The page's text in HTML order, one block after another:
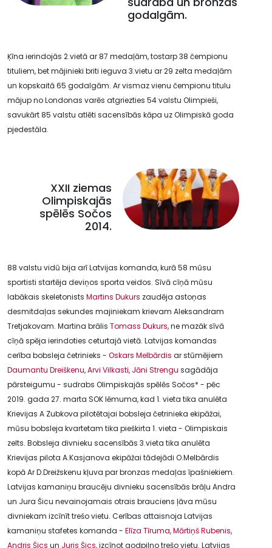
godalgām.
Ķīna ierindojās 2.vietā ar 87 medaļām, tostarp 38 čempionu
tituliem, bet mājinieki briti ieguva 3.vietu ar 29 zelta medaļām
un kopskaitā 65 godalgām. Ar vismaz vienu čempionu titulu
mājup no Londonas varēs atgriezties 54 valstu Olimpieši,
savukārt 85 valstu atlēti sacensībās kāpa uz Olimpiskā goda
pjedestāla.
XXII ziemas
Olimpiskajās
spēlēs Sočos
2014.
88 valstu vidū bija arī Latvijas komanda, kurā 58 mūsu
sportisti startēja deviņos sporta veidos. Sīvā cīņā mūsu
labākais skeletonists Martins Dukurs zaudēja astoņas
desmitdaļas sekundes majiniekam krievam Aleksandram
Tretjakovam. Martina brālis Tomass Dukurs, ne mazāk sīvā
cīņā spēja ierindoties ceturtajā vietā. Latvijas komandas
cerība bobsleja četrinieks - Oskars Melbārdis ar stūmējiem
Daumantu Dreiškenu,Arvi Vilkasti, Jāni Strengu sagādāja
pārsteigumu - sudrabs Olimpiskajās spēlēs Sočos* - pēc
2019. gada 27. marta SOK lēmuma, kad 1. vieta tika anulēta
Krievijas A Zubkova pilotētajai bobsleja četrinieka ekipāžai,
mūsu bobsleja kvartetam tika pieškirta 1. vieta - Olimpiskais
zelts. Bobsleja divnieku sacensībās 3.vieta tika anulēta
Krievijas pilota A.Kasjanova ekipāžai tādejādi O.Melbārdis
kopā Ar D.Dreižskenu kļuva par bronzas medaļas īpašniekiem.
Latvijas kamaniņu braucēju divnieku sacensībās brāļu Andra
un Jura Šicu nevainojamais otrais brauciens ļāva mūsu
divniekam izcīnīt trešo vietu. Cerības attaisnoja Latvijas
kamaniņu stafetes komanda - Elīza Tīruma,Mārtiņš Rubenis,
Andris Šics un Juris Šics, izcīnot godpilno trešo vietu. Latvijas